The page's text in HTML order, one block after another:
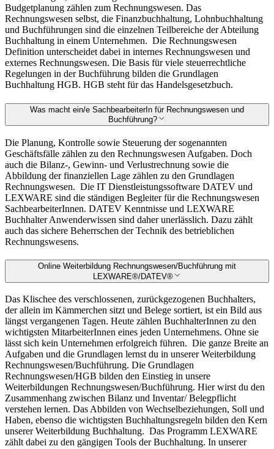
Budgetplanung zählen zum Rechnungswesen. Das
Rechnungswesen selbst, die Finanzbuchhaltung, Lohnbuchhaltung
und Buchführungen sind die einzelnen Teilbereiche der Abteilung
Buchhaltung in einem Unternehmen. Die Rechnungswesen
Definition unterscheidet dabei in internes Rechnungswesen und
externes Rechnungswesen. Die Basis für viele steuerrechtliche
Regelungen in der Buchführung bilden die Grundlagen
Buchhaltung HGB. HGB steht für das Handelsgesetzbuch.
Was macht ein/e SachbearbeiterIn für Rechnungswesen und
Buchführung?
Die Planung, Kontrolle sowie Steuerung der sogenannten
Geschäftsfälle zählen zu den Rechnungswesen Aufgaben. Doch
auch die Bilanz-, Gewinn- und Verlustrechnung sowie die
Abbildung der finanziellen Lage zählen zu den Grundlagen
Rechnungswesen. Die IT Dienstleistungssoftware DATEV und
LEXWARE sind die ständigen Begleiter für die Rechnungswesen
SachbearbeiterInnen. DATEV Kenntnisse und LEXWARE
Buchhalter Anwenderwissen sind daher unerlässlich. Dazu zählt
auch das sichere Beherrschen der Technik des betrieblichen
Rechnungswesens.
Online Weiterbildung Rechnungswesen/Buchführung mit
LEXWARE®/DATEV®
Das Klischee des verschlossenen, zurückgezogenen Buchhalters,
der allein im Kämmerchen sitzt und Belege sortiert, ist ein Bild aus
längst vergangenen Tagen. Heute zählen BuchhalterInnen zu den
wichtigsten MitarbeiterInnen eines jeden Unternehmens. Ohne sie
lässt sich kein Unternehmen erfolgreich führen. Die ganze Breite an
Aufgaben und die Grundlagen lernst du in unserer Weiterbildung
Rechnungswesen/Buchführung. Die Grundlagen
Rechnungswesen/HGB bilden den Einstieg in unsere
Weiterbildungen Rechnungswesen/Buchführung. Hier wirst du den
Zusammenhang zwischen Bilanz und Inventar/ Belegpflicht
verstehen lernen. Das Abbilden von Wechselbeziehungen, Soll und
Haben, ebenso die wichtigsten Buchhaltungsregeln bilden den Kern
unserer Weiterbildung Buchhaltung. Das Programm LEXWARE
zählt dabei zu den gängigen Tools der Buchhaltung. In unserer